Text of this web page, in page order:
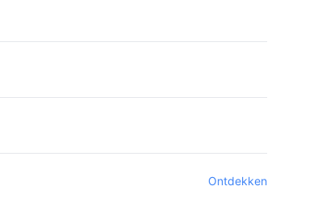
Ontdekken